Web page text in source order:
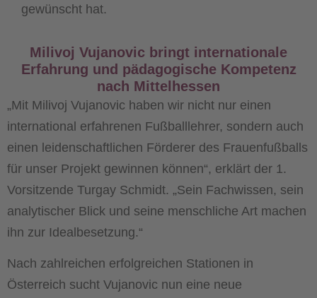
gewünscht hat.
Milivoj Vujanovic bringt internationale
Erfahrung und pädagogische Kompetenz
nach Mittelhessen
„Mit Milivoj Vujanovic haben wir nicht nur einen
international erfahrenen Fußballlehrer, sondern auch
einen leidenschaftlichen Förderer des Frauenfußballs
für unser Projekt gewinnen können“, erklärt der 1.
Vorsitzende Turgay Schmidt. „Sein Fachwissen, sein
analytischer Blick und seine menschliche Art machen
ihn zur Idealbesetzung.“
Nach zahlreichen erfolgreichen Stationen in
Österreich sucht Vujanovic nun eine neue